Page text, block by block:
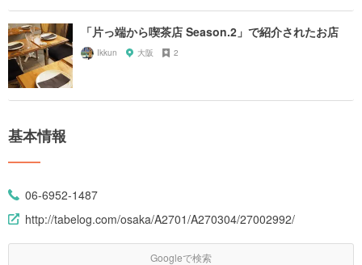
「片っ端から喫茶店 Season.2」で紹介されたお店
Ikkun 大阪 2
基本情報
06-6952-1487
http://tabelog.com/osaka/A2701/A270304/27002992/
Googleで検索